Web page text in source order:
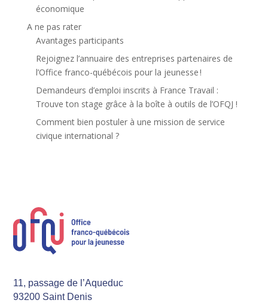
économique
A ne pas rater
Avantages participants
Rejoignez l’annuaire des entreprises partenaires de
l’Office franco-québécois pour la jeunesse !
Demandeurs d’emploi inscrits à France Travail :
Trouve ton stage grâce à la boîte à outils de l’OFQJ !
Comment bien postuler à une mission de service
civique international ?
11, passage de l’Aqueduc
93200 Saint Denis